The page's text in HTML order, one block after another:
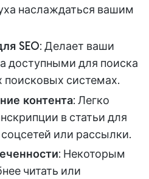
наслаждаться вашим
SEO: Делает ваши
доступными для поиска
поисковых системах.
контента: Легко
в статьи для
или рассылки.
: Некоторым
читать или